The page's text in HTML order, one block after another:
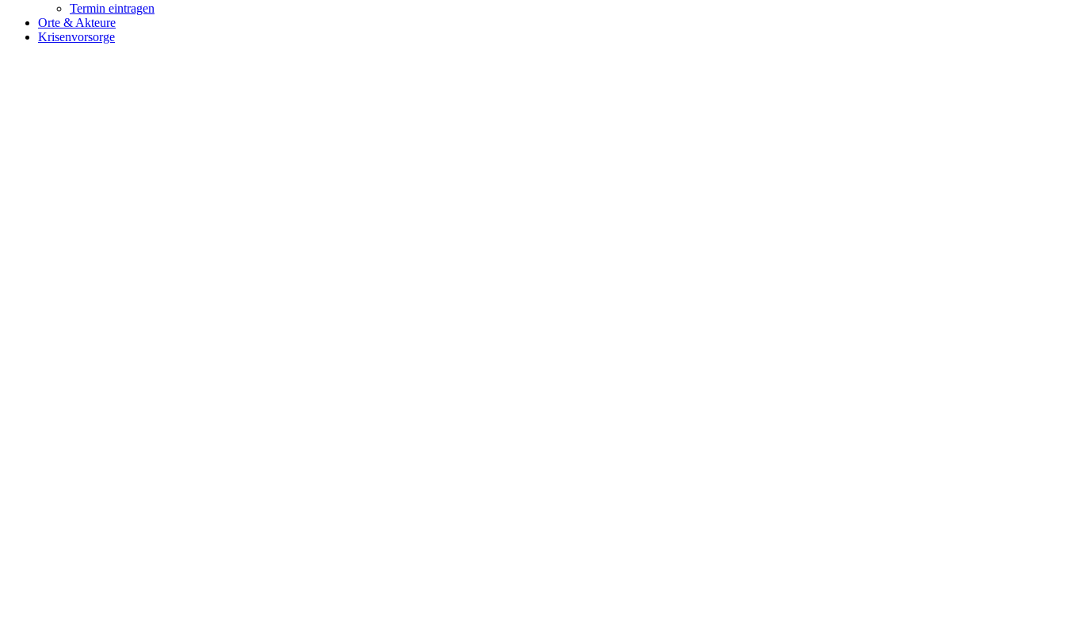
Termin eintragen
Orte & Akteure
Krisenvorsorge